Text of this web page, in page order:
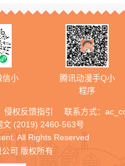
信小
腾讯动漫手Q小
程序
侵权反馈指引 联系方式：
文 (2019) 2460-563号
All Rights Reserved
司 版权所有